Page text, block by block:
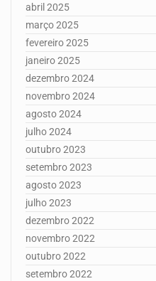
abril 2025
março 2025
fevereiro 2025
janeiro 2025
dezembro 2024
novembro 2024
agosto 2024
julho 2024
outubro 2023
setembro 2023
agosto 2023
julho 2023
dezembro 2022
novembro 2022
outubro 2022
setembro 2022